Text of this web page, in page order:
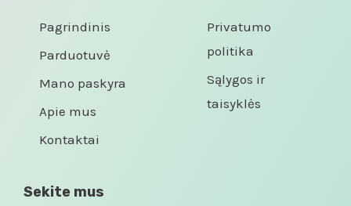
Pagrindinis
Parduotuvė
Mano paskyra
Apie mus
Kontaktai
Privatumo
politika
Sąlygos ir
taisyklės
Sekite mus